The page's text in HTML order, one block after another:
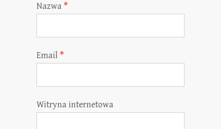
Nazwa *
Email *
Witryna internetowa